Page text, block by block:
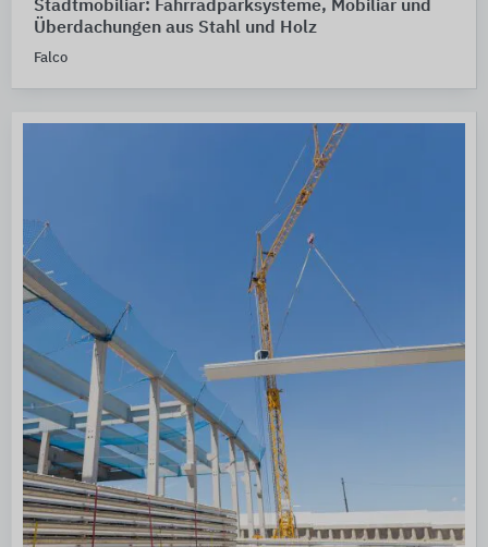
Stadtmobiliar: Fahrradparksysteme, Mobiliar und
Überdachungen aus Stahl und Holz
Falco